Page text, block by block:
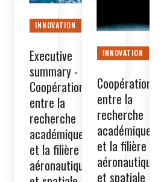
INNOVATION
Executive
summary -
Coopération
entre la
recherche
académique
et la filière
aéronautique
INNOVATION
Coopération
entre la
recherche
académique
et la filière
aéronautique
et spatiale